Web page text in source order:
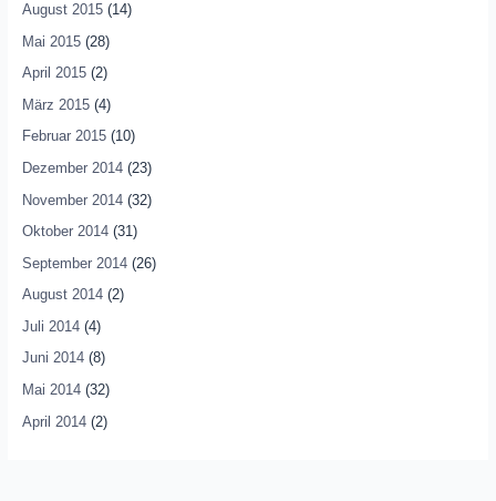
August 2015(14)
Mai 2015(28)
April 2015(2)
März 2015(4)
Februar 2015(10)
Dezember 2014(23)
November 2014(32)
Oktober 2014(31)
September 2014(26)
August 2014(2)
Juli 2014(4)
Juni 2014(8)
Mai 2014(32)
April 2014(2)